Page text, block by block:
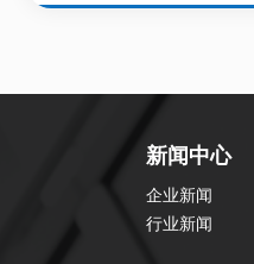
新闻中心
企业新闻
行业新闻